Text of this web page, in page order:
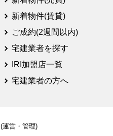
新着物件(賃貸)
ご成約(2週間以内)
宅建業者を探す
IRI加盟店一覧
宅建業者の方へ
(運営・管理)